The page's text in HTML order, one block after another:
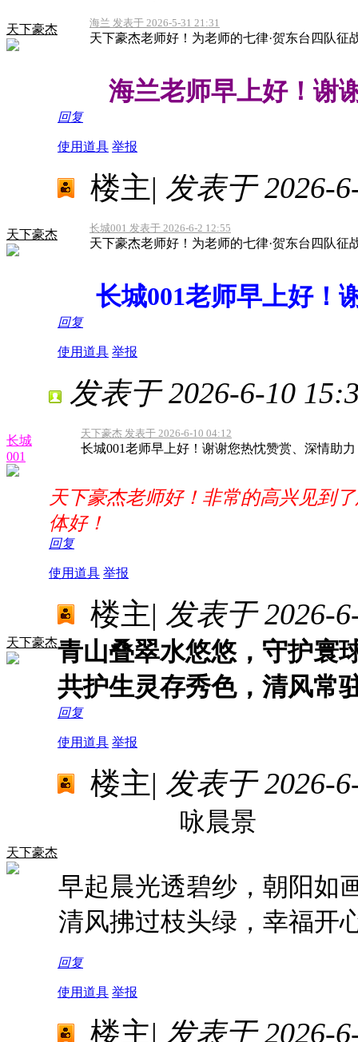
天下豪杰 海兰 发表于 2026-5-31 21:31
天下豪杰老师好！为老师的七律·贺东台四队征
海兰老师早上好！谢谢
回复
使用道具 举报
天下豪杰
楼主| 发表于 2026-
长城001 发表于 2026-6-2 12:55
天下豪杰老师好！为老师的七律·贺东台四队征
长城001老师早上好！
回复
使用道具 举报
长城
001
发表于 2026-6-10
天下豪杰 发表于 2026-6-10 04:12
长城001老师早上好！谢谢您热忱赞赏、深情助力
天下豪杰老师好！非常的高兴见到
体好！
回复
使用道具 举报
天下豪杰
楼主| 发表于 2026-
青山叠翠水悠悠，守护寰
共护生灵存秀色，清风常
回复
使用道具 举报
天下豪杰
楼主| 发表于 2026-
咏晨景
早起晨光透碧纱，朝阳如
清风拂过枝头绿，幸福开
回复
使用道具 举报
楼主| 发表于 2026-